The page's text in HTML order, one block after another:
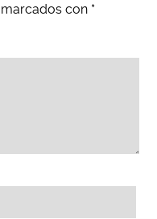
con *